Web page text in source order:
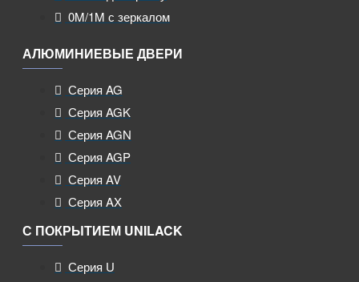
0M/1M с зеркалом
АЛЮМИНИЕВЫЕ ДВЕРИ
Серия AG
Серия AGK
Серия AGN
Серия AGP
Серия AV
Серия AX
С ПОКРЫТИЕМ UNILACK
Серия U